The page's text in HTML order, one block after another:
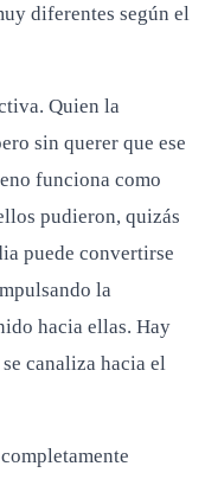
diferentes según el
Quien la
sin querer que ese
funciona como
pudieron, quizás
puede convertirse
la
hacia ellas. Hay
canaliza hacia el